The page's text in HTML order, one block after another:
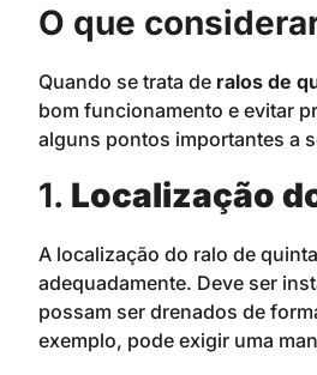
O que
Quando se trata de ralos de
bom funcionamento e evitar
alguns pontos importantes a
1. Localização
A localização do ralo de
adequadamente. Deve ser
possam ser drenados de
exemplo, pode exigir uma